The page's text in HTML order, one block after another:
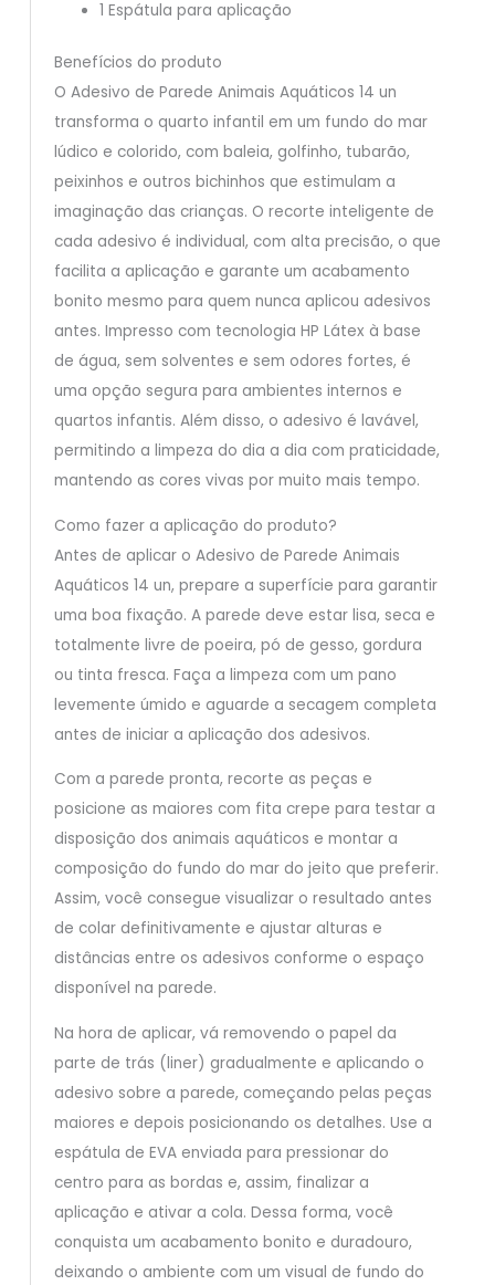
1 Espátula para aplicação
Benefícios do produto
O Adesivo de Parede Animais Aquáticos 14 un
transforma o quarto infantil em um fundo do mar
lúdico e colorido, com baleia, golfinho, tubarão,
peixinhos e outros bichinhos que estimulam a
imaginação das crianças. O recorte inteligente de
cada adesivo é individual, com alta precisão, o que
facilita a aplicação e garante um acabamento
bonito mesmo para quem nunca aplicou adesivos
antes. Impresso com tecnologia HP Látex à base
de água, sem solventes e sem odores fortes, é
uma opção segura para ambientes internos e
quartos infantis. Além disso, o adesivo é lavável,
permitindo a limpeza do dia a dia com praticidade,
mantendo as cores vivas por muito mais tempo.
Como fazer a aplicação do produto?
Antes de aplicar o Adesivo de Parede Animais
Aquáticos 14 un, prepare a superfície para garantir
uma boa fixação. A parede deve estar lisa, seca e
totalmente livre de poeira, pó de gesso, gordura
ou tinta fresca. Faça a limpeza com um pano
levemente úmido e aguarde a secagem completa
antes de iniciar a aplicação dos adesivos.
Com a parede pronta, recorte as peças e
posicione as maiores com fita crepe para testar a
disposição dos animais aquáticos e montar a
composição do fundo do mar do jeito que preferir.
Assim, você consegue visualizar o resultado antes
de colar definitivamente e ajustar alturas e
distâncias entre os adesivos conforme o espaço
disponível na parede.
Na hora de aplicar, vá removendo o papel da
parte de trás (liner) gradualmente e aplicando o
adesivo sobre a parede, começando pelas peças
maiores e depois posicionando os detalhes. Use a
espátula de EVA enviada para pressionar do
centro para as bordas e, assim, finalizar a
aplicação e ativar a cola. Dessa forma, você
conquista um acabamento bonito e duradouro,
deixando o ambiente com um visual de fundo do